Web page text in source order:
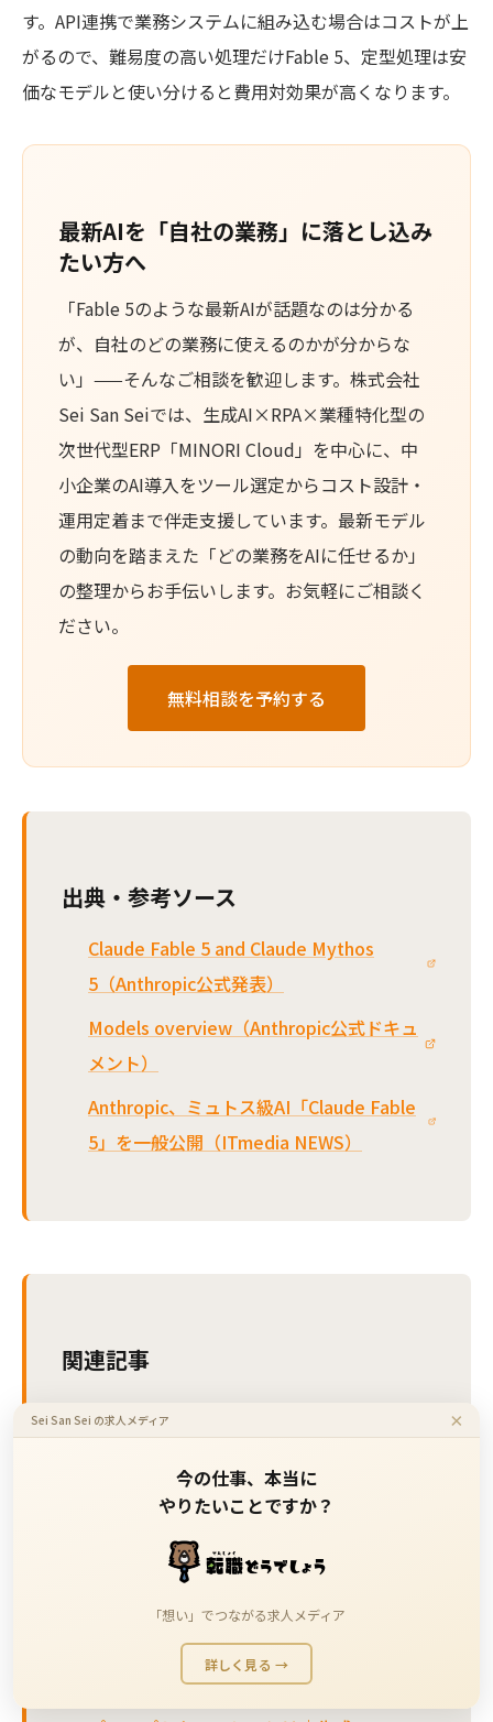
す。API連携で業務システムに組み込む場合はコストが上
がるので、難易度の高い処理だけFable 5、定型処理は安
価なモデルと使い分けると費用対効果が高くなります。
最新AIを「自社の業務」に落とし込み
たい方へ
「Fable 5のような最新AIが話題なのは分かる
が、自社のどの業務に使えるのかが分からな
い」——そんなご相談を歓迎します。株式会社
Sei San Seiでは、生成AI×RPA×業種特化型の
次世代型ERP「MINORI Cloud」を中心に、中
小企業のAI導入をツール選定からコスト設計・
運用定着まで伴走支援しています。最新モデル
の動向を踏まえた「どの業務をAIに任せるか」
の整理からお手伝いします。お気軽にご相談く
ださい。
無料相談を予約する
出典・参考ソース
Claude Fable 5 and Claude Mythos
5（Anthropic公式発表）
Models overview（Anthropic公式ドキュ
メント）
Anthropic、ミュトス級AI「Claude Fable
5」を一般公開（ITmedia NEWS）
関連記事
Claude Fable 5が利用再開｜19日ぶり復活
の経緯と今後の動向
Claude Fable 5のサブスク提供が7月13日ま
Claude Fable 5が利用停止｜理由と今後の
有料AIに課金するならどれ？ChatGPT・
Claude・Geminiの料金と選び方
Sei San Sei の求人メディア ×
今の仕事、本当に
やりたいことですか？
「想い」でつながる求人メディア
詳しく見る →